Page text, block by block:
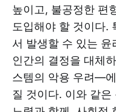
높이고, 불공정한 편
도입해야 할 것이다.
서 발생할 수 있는
인간의 결정을 대체
스템의 악용 우려—
질 것이다. 이와 같